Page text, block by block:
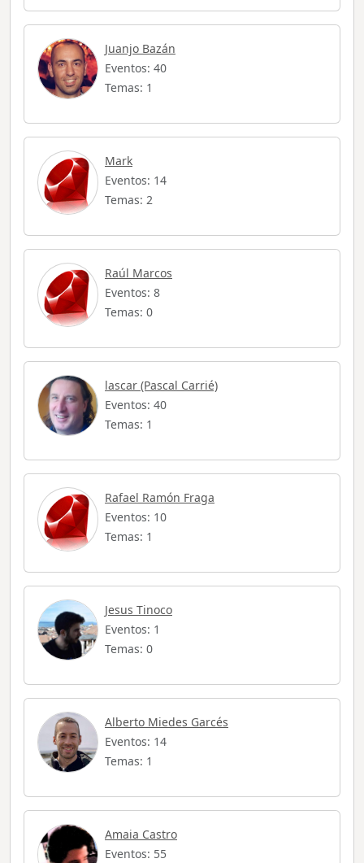
Juanjo Bazán
Eventos: 40
Temas: 1
Mark
Eventos: 14
Temas: 2
Raúl Marcos
Eventos: 8
Temas: 0
lascar (Pascal Carrié)
Eventos: 40
Temas: 1
Rafael Ramón Fraga
Eventos: 10
Temas: 1
Jesus Tinoco
Eventos: 1
Temas: 0
Alberto Miedes Garcés
Eventos: 14
Temas: 1
Amaia Castro
Eventos: 55